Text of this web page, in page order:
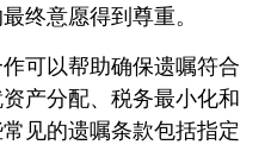
终意愿得到尊重。
可以帮助确保遗嘱符合
产分配、税务最小化和
见的遗嘱条款包括指定